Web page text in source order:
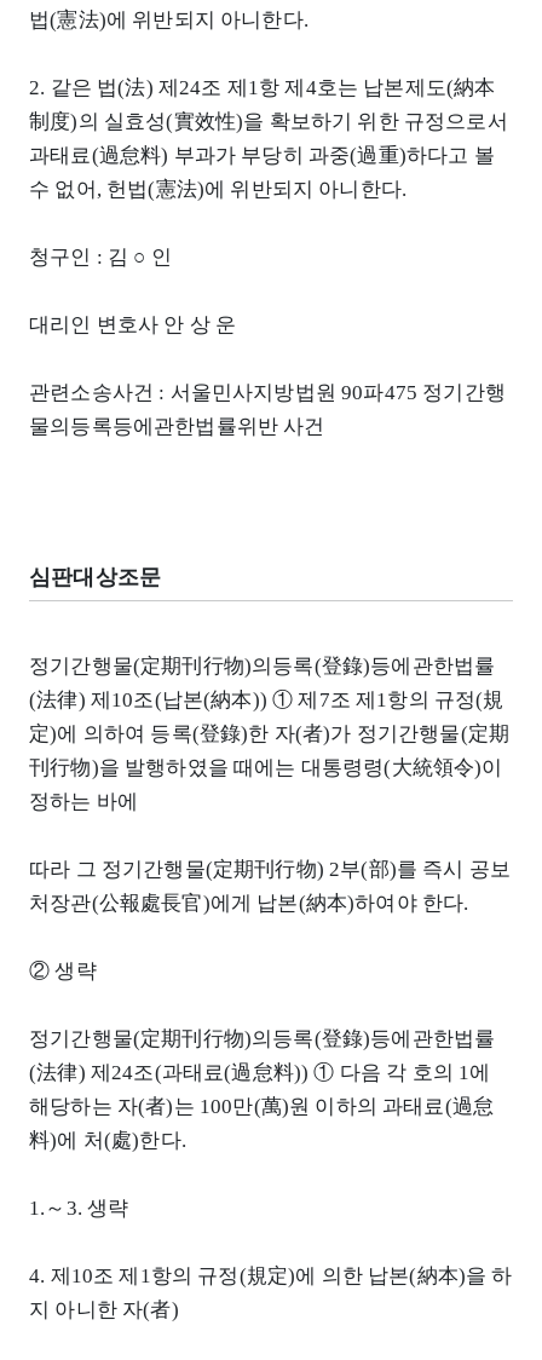
법(憲法)에 위반되지 아니한다.
2. 같은 법(法) 제24조 제1항 제4호는 납본제도(納本
制度)의 실효성(實效性)을 확보하기 위한 규정으로서
과태료(過怠料) 부과가 부당히 과중(過重)하다고 볼
수 없어, 헌법(憲法)에 위반되지 아니한다.
청구인 : 김 ○ 인
대리인 변호사 안 상 운
관련소송사건 : 서울민사지방법원 90파475 정기간행
물의등록등에관한법률위반 사건
심판대상조문
정기간행물(定期刊行物)의등록(登錄)등에관한법률
(法律) 제10조(납본(納本)) ① 제7조 제1항의 규정(規
定)에 의하여 등록(登錄)한 자(者)가 정기간행물(定期
刊行物)을 발행하였을 때에는 대통령령(大統領令)이
정하는 바에
따라 그 정기간행물(定期刊行物) 2부(部)를 즉시 공보
처장관(公報處長官)에게 납본(納本)하여야 한다.
② 생략
정기간행물(定期刊行物)의등록(登錄)등에관한법률
(法律) 제24조(과태료(過怠料)) ① 다음 각 호의 1에
해당하는 자(者)는 100만(萬)원 이하의 과태료(過怠
料)에 처(處)한다.
1.～3. 생략
4. 제10조 제1항의 규정(規定)에 의한 납본(納本)을 하
지 아니한 자(者)